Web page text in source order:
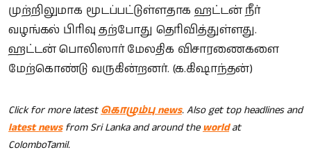
முற்றிலுமாக மூடப்பட்டுள்ளதாக ஹட்டன் நீர்
வழங்கல் பிரிவு தற்போது தெரிவித்துள்ளது.
ஹட்டன் பொலிஸார் மேலதிக விசாரணைகளை
மேற்கொண்டு வருகின்றனர். (க.கிஷாந்தன்)
Click for more latestகொழும்பு news. Also get top headlines and
latest newsfrom Sri Lanka and around theworldat
ColomboTamil.